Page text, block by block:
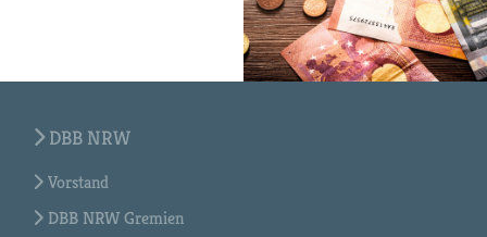
DBB NRW
Vorstand
DBB NRW Gremien